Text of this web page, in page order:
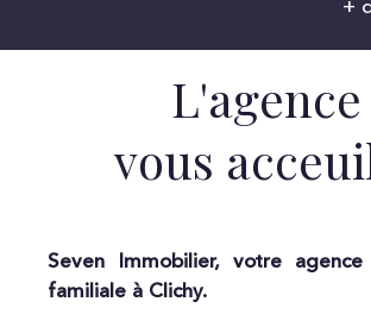
+
L'agence
vous
Seven Immobilier, votre
familiale à Clichy.